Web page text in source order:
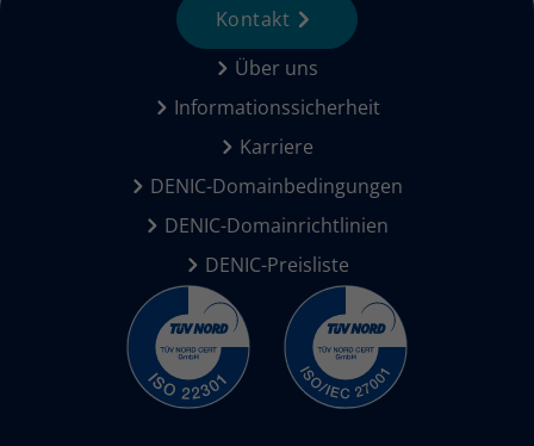
Über uns
Informationssicherheit
Karriere
DENIC-Domainbedingungen
DENIC-Domainrichtlinien
DENIC-Preisliste
Kontakt